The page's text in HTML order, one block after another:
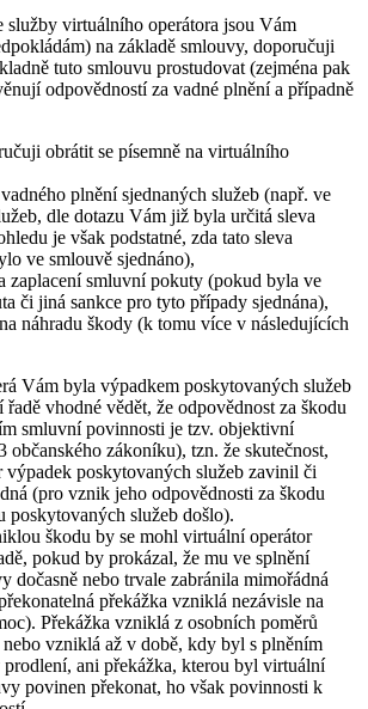
služby virtuálního operátora jsou Vám
na základě smlouvy, doporučuji
tuto smlouvu prostudovat (zejména pak
odpovědností za vadné plnění a případně
obrátit se písemně na virtuálního
plnění sjednaných služeb (např. ve
dle dotazu Vám již byla určitá sleva
je však podstatné, zda tato sleva
ve smlouvě sjednáno),
zaplacení smluvní pokuty (pokud byla ve
či jiná sankce pro tyto případy sjednána),
náhradu škody (k tomu více v následujících
Vám byla výpadkem poskytovaných služeb
vhodné vědět, že odpovědnost za škodu
smluvní povinnosti je tzv. objektivní
občanského zákoníku), tzn. že skutečnost,
výpadek poskytovaných služeb zavinil či
(pro vznik jeho odpovědnosti za škodu
poskytovaných služeb došlo).
škodu by se mohl virtuální operátor
pokud by prokázal, že mu ve splnění
dočasně nebo trvale zabránila mimořádná
překážka vzniklá nezávisle na
Překážka vzniklá z osobních poměrů
vzniklá až v době, kdy byl s plněním
ani překážka, kterou byl virtuální
povinen překonat, ho však povinnosti k